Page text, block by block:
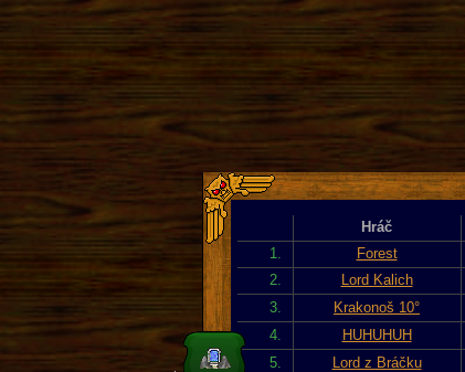
Hráč
1.
Forest
2.
Lord Kalich
3.
Krakonoš 10°
4.
HUHUHUH
5.
Lord z Bráčku